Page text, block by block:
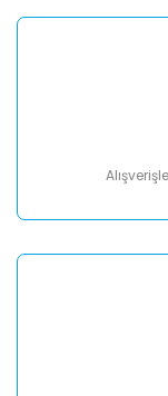
Ürün fiyatı diğer